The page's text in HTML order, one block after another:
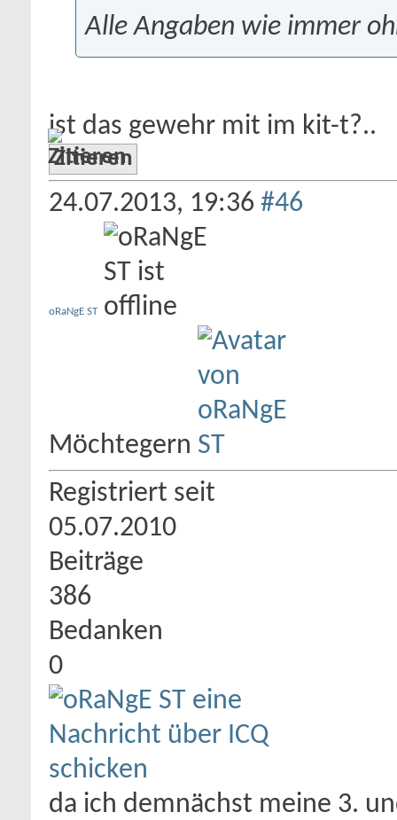
Alle Angaben wie immer
ist das gewehr mit im kit-t?..
Zitieren
24.07.2013, 19:36 #46
oRaNgE ST
Möchtegern
Registriert seit
05.07.2010
Beiträge
386
Bedanken
0
da ich demnächst meine 3.